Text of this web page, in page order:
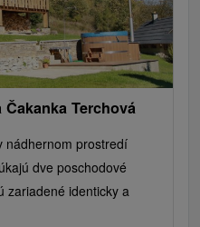
Terchová
nádhernom prostredí
dve poschodové
zariadené identicky a